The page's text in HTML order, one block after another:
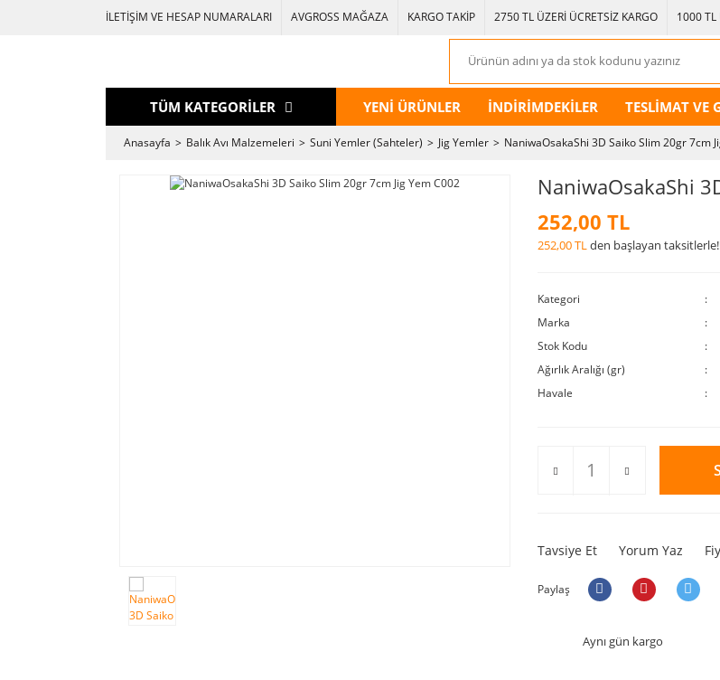
İLETİŞİM VE HESAP NUMARALARI AVGROSS MAĞAZA KARGO TAKİP 2750 TL ÜZERİ ÜCRETSİZ KARGO 1000 TL
TÜM KATEGORİLER YENİ ÜRÜNLER İNDİRİMDEKİLER TESLİMAT VE
Anasayfa Balık Avı Malzemeleri Suni Yemler (Sahteler) Jig Yemler NaniwaOsakaShi 3D Saiko Slim 20gr 7cm
NaniwaOsakaShi
252,00 TL
252,00 TLden başlayan
Kategori
Marka
Stok Kodu
Ağırlık Aralığı (gr)
Havale
Tavsiye Et Yorum Yaz
Paylaş
Aynı gün kargo